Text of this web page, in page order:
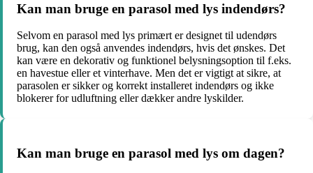
Kan man bruge en parasol med lys indendørs?
Selvom en parasol med lys primært er designet til udendørs
brug, kan den også anvendes indendørs, hvis det ønskes. Det
kan være en dekorativ og funktionel belysningsoption til f.eks.
en havestue eller et vinterhave. Men det er vigtigt at sikre, at
parasolen er sikker og korrekt installeret indendørs og ikke
blokerer for udluftning eller dækker andre lyskilder.
Kan man bruge en parasol med lys om dagen?